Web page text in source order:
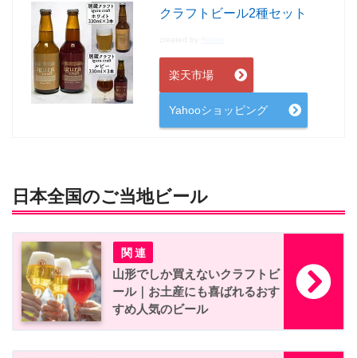
クラフトビール2種セット
楽天市場
Yahooショッピング
日本全国のご当地ビール
山形でしか買えないクラフトビ
ール｜お土産にも喜ばれるおす
すめ人気のビール